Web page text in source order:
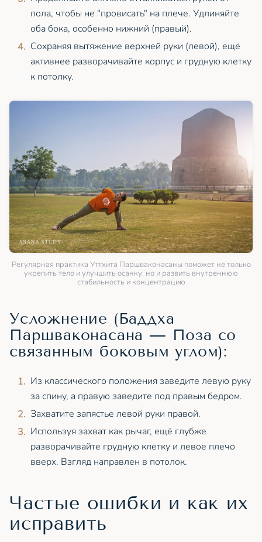
пола, чтобы не "провисать" на плече. Удлиняйте
оба бока, особенно нижний (правый).
Сохраняя вытяжение верхней руки (левой), ещё
активнее разворачивайте корпус и грудную клетку
к потолку.
Регулярная практика Уттхита Паршваконасаны поможет не только
укрепить тело и улучшить осанку, но и развить внутреннюю
стабильность и концентрацию
Усложнение (Баддха
Паршваконасана — Поза со
связанным боковым углом):
Из классического положения заведите левую руку
за спину, а правую заведите под правым бедром.
Захватите запястье левой руки правой.
Используя захват как рычаг, ещё глубже
разворачивайте грудную клетку и левое плечо
вверх. Взгляд направлен в потолок.
Частые ошибки и как их
исправить